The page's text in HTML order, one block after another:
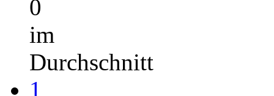
0
im
Durchschnitt
1